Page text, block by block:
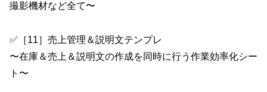
撮影機材など全て〜
✅［11］売上管理＆説明文テンプレ
〜在庫＆売上＆説明文の作成を同時に行う作業効率化シー
ト〜